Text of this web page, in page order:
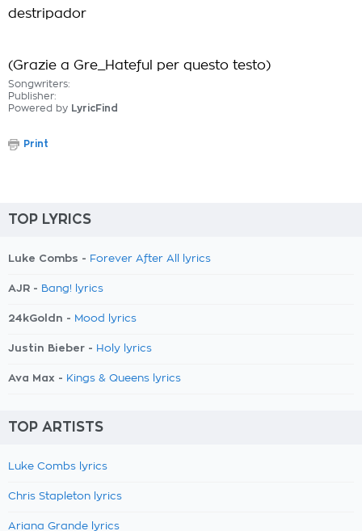
destripador
(Grazie a Gre_Hateful per questo testo)
Songwriters:
Publisher:
Powered by LyricFind
Print
TOP LYRICS
Luke Combs - Forever After All lyrics
AJR - Bang! lyrics
24kGoldn - Mood lyrics
Justin Bieber - Holy lyrics
Ava Max - Kings & Queens lyrics
TOP ARTISTS
Luke Combs lyrics
Chris Stapleton lyrics
Ariana Grande lyrics